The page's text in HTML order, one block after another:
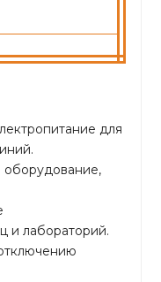
для
оборудование,
и лабораторий.